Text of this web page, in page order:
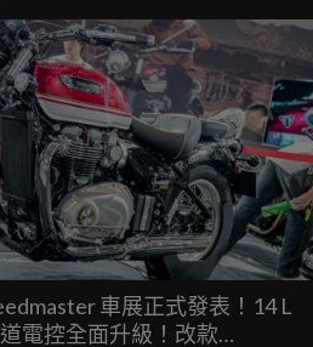
車展正式發表！14 L
電控全面升級！改款